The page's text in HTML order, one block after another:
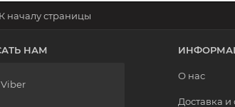
НАМ
О нас
Доставка и